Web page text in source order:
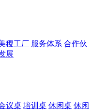
稷工厂 服务体系 合作伙
展
议桌 培训桌 休闲桌 休闲